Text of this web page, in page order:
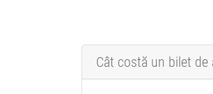
Cât costă un bilet de